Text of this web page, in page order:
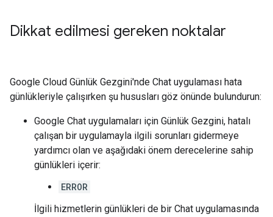
Dikkat edilmesi gereken noktalar
Google Cloud Günlük Gezgini'nde Chat uygulaması hata
günlükleriyle çalışırken şu hususları göz önünde bulundurun:
Google Chat uygulamaları için Günlük Gezgini, hatalı
çalışan bir uygulamayla ilgili sorunları gidermeye
yardımcı olan ve aşağıdaki önem derecelerine sahip
günlükleri içerir:
ERROR
İlgili hizmetlerin günlükleri de bir Chat uygulamasında